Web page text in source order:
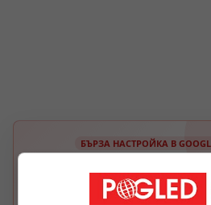
БЪРЗА НАСТРОЙКА В
източник
Получавайте повече